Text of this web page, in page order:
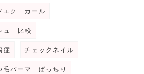
エク カール
ュ 比較
症 チェックネイル
毛パーマ ぱっちり